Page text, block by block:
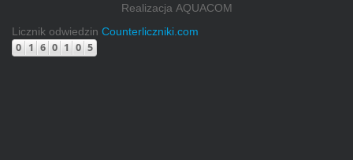
Realizacja AQUACOM
Licznik odwiedzin Counterliczniki.com